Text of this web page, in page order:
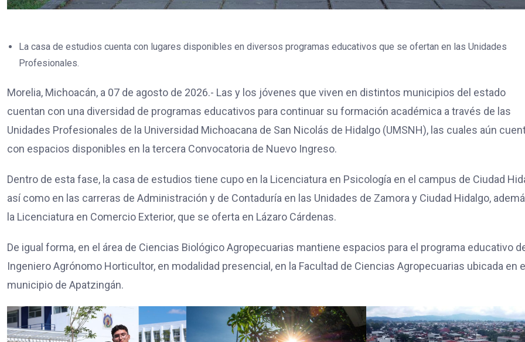
La casa de estudios cuenta con lugares disponibles en diversos programas educativos que se ofertan en las Unidades
Profesionales.
Morelia, Michoacán, a 07 de agosto de 2026.- Las y los jóvenes que viven en distintos municipios del estado
cuentan con una diversidad de programas educativos para continuar su formación académica a través de las
Unidades Profesionales de la Universidad Michoacana de San Nicolás de Hidalgo (UMSNH), las cuales aún
con espacios disponibles en la tercera Convocatoria de Nuevo Ingreso.
Dentro de esta fase, la casa de estudios tiene cupo en la Licenciatura en Psicología en el campus de Ciudad
así como en las carreras de Administración y de Contaduría en las Unidades de Zamora y Ciudad Hidalgo,
la Licenciatura en Comercio Exterior, que se oferta en Lázaro Cárdenas.
De igual forma, en el área de Ciencias Biológico Agropecuarias mantiene espacios para el programa educativo
Ingeniero Agrónomo Horticultor, en modalidad presencial, en la Facultad de Ciencias Agropecuarias ubicada en
municipio de Apatzingán.